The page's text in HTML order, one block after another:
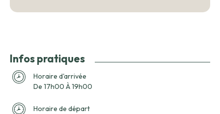
Infos pratiques
Horaire d'arrivée
De 17h00 À 19h00
Horaire de départ